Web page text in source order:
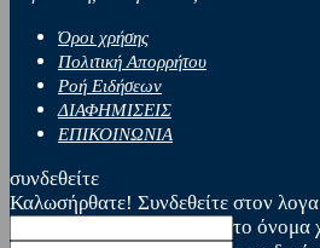
Όροι χρήσης
Πολιτική Απορρήτου
Ροή Ειδήσεων
ΔΙΑΦΗΜΙΣΕΙΣ
ΕΠΙΚΟΙΝΩΝΙΑ
συνδεθείτε
Καλωσήρθατε! Συνδεθείτε στον
το όνομα